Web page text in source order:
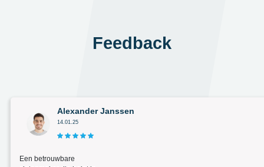
Feedback
Alexander Janssen
14.01.25
Een betrouwbare